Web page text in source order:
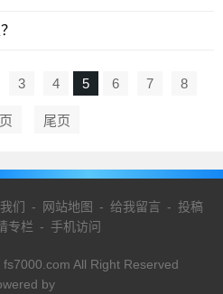
3 4 5 6 7 8
尾页
们 - 网站地图 - 给我留言 - 投稿
专栏 - 手机访问
All Right Reserved
by